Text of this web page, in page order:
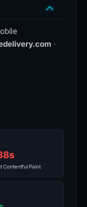
·
Contentful Paint